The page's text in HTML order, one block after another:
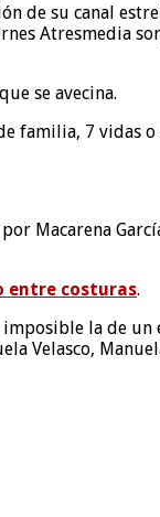
de su canal
Atresmedia
se avecina.
familia, 7 vidas
por Macarena
entre costuras.
la de
Velasco,